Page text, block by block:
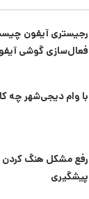
رجیستری آیفون
فعال‌سازی گوشی
با وام دیجی‌شهر چه
رفع مشکل هنگ کردن
پیشگیری